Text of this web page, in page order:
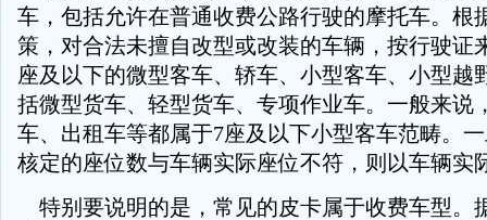
车，包括允许在普通收费公路行驶的摩托车。根
策，对合法未擅自改型或改装的车辆，按行驶证
座及以下的微型客车、轿车、小型客车、小型越
括微型货车、轻型货车、专项作业车。一般来说
车、出租车等都属于7座及以下小型客车范畴。
核定的座位数与车辆实际座位不符，则以车辆实
特别要说明的是，常见的皮卡属于收费车型。